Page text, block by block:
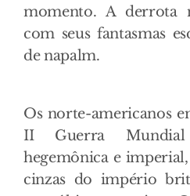
momento. A derrota
com seus fantasmas
de napalm.
Os norte-americanos
II Guerra
hegemônica e
cinzas do império